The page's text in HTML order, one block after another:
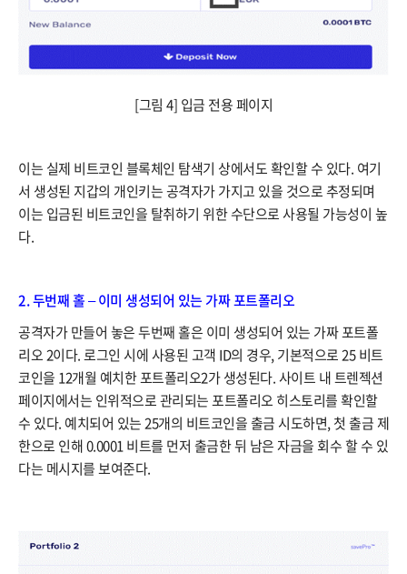
[그림 4] 입금 전용 페이지
이는 실제 비트코인 블록체인 탐색기 상에서도 확인할 수 있다. 여기
서 생성된 지갑의 개인키는 공격자가 가지고 있을 것으로 추정되며
이는 입금된 비트코인을 탈취하기 위한 수단으로 사용될 가능성이 높
다.
2. 두번째 홀 – 이미 생성되어 있는 가짜 포트폴리오
공격자가 만들어 놓은 두번째 홀은 이미 생성되어 있는 가짜 포트폴
리오 2이다. 로그인 시에 사용된 고객 ID의 경우, 기본적으로 25 비트
코인을 12개월 예치한 포트폴리오2가 생성된다. 사이트 내 트렌젝션
페이지에서는 인위적으로 관리되는 포트폴리오 히스토리를 확인할
수 있다. 예치되어 있는 25개의 비트코인을 출금 시도하면, 첫 출금 제
한으로 인해 0.0001 비트를 먼저 출금한 뒤 남은 자금을 회수 할 수 있
다는 메시지를 보여준다.